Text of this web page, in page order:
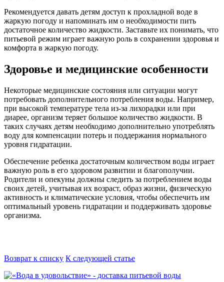
Рекомендуется давать детям доступ к прохладной воде в
жаркую погоду и напоминать им о необходимости пить
достаточное количество жидкости. Заставьте их понимать, что
питьевой режим играет важную роль в сохранении здоровья и
комфорта в жаркую погоду.
Здоровье и медицинские особенности
Некоторые медицинские состояния или ситуации могут
потребовать дополнительного потребления воды. Например,
при высокой температуре тела из-за лихорадки или при
диарее, организм теряет большое количество жидкости. В
таких случаях детям необходимо дополнительно употреблять
воду для компенсации потерь и поддержания нормального
уровня гидратации.
Обеспечение ребенка достаточным количеством воды играет
важную роль в его здоровом развитии и благополучии.
Родители и опекуны должны следить за потреблением воды
своих детей, учитывая их возраст, образ жизни, физическую
активность и климатические условия, чтобы обеспечить им
оптимальный уровень гидратации и поддерживать здоровье
организма.
Возврат к списку К следующей статье